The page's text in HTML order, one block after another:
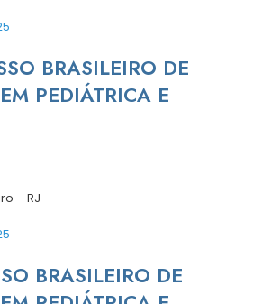
BRASILEIRO DE
PEDIÁTRICA E
– RJ
BRASILEIRO DE